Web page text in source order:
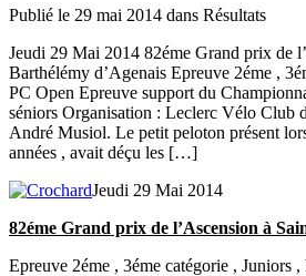
Publié le 29 mai 2014 dans Résultats
Jeudi 29 Mai 2014 82éme Grand prix de
Barthélémy d’Agenais Epreuve 2éme ,
PC Open Epreuve support du
séniors Organisation : Leclerc Vélo Club
André Musiol. Le petit peloton présent
années , avait déçu les […]
Jeudi 29 Mai 2014
82éme Grand prix de l’Ascension à
Epreuve 2éme , 3éme catégorie , Juniors ,